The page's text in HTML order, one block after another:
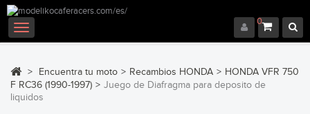
0
Navegación
Toggle
> Encuentra tu moto > Recambios HONDA > HONDA VFR 750
F RC36 (1990-1997) > Juego de Diafragma para deposito de
liquidos